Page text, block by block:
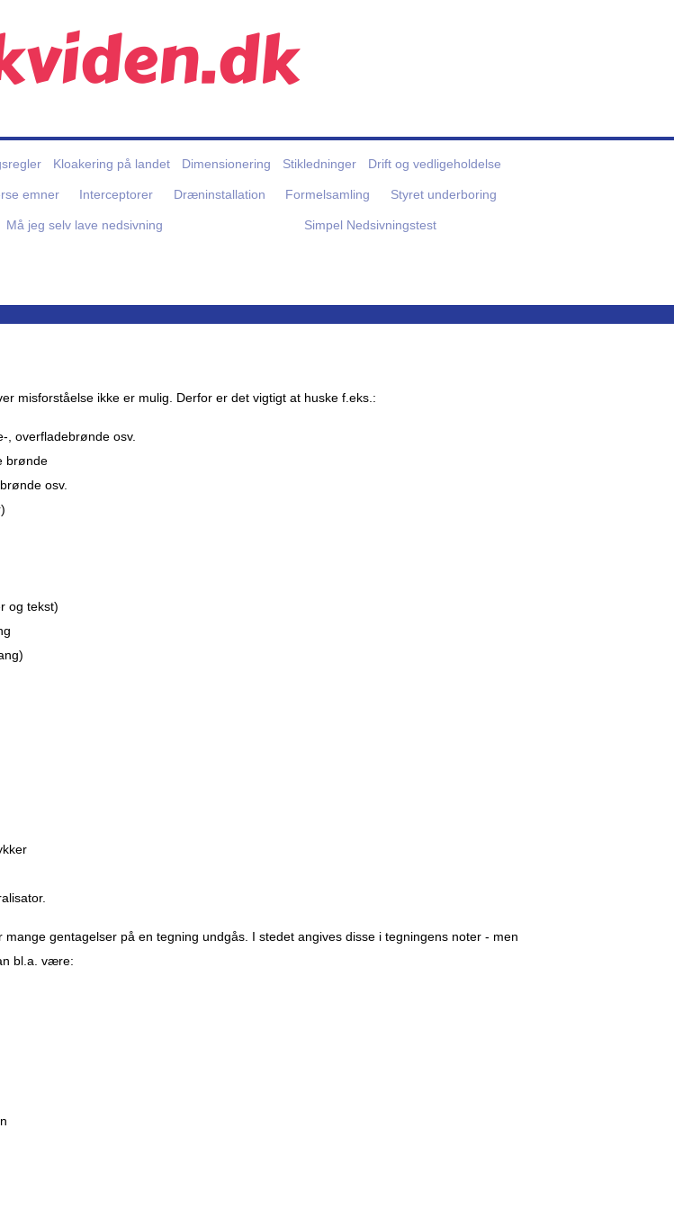
Kloakering på landet Dimensionering Stikledninger Drift og vedligeholdelse
emner Interceptorer Dræninstallation Formelsamling Styret underboring
Må jeg selv lave nedsivning Simpel Nedsivningstest
misforståelse ikke er mulig. Derfor er det vigtigt at huske f.eks.:
, overfladebrønde osv.
brønde
osv.
og tekst)
gentagelser på en tegning undgås. I stedet angives disse i tegningens noter - men
bl.a. være: